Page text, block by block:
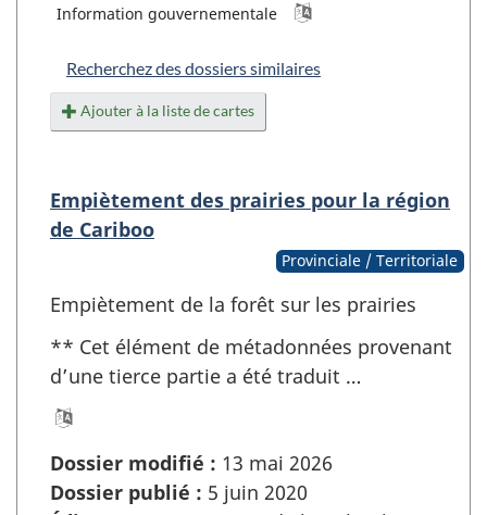
Information gouvernementale
Recherchez des dossiers similaires
Ajouter à la liste de cartes
Empiètement des prairies pour la région
de Cariboo
Provinciale / Territoriale
Empiètement de la forêt sur les prairies
** Cet élément de métadonnées provenant
d’une tierce partie a été traduit …
Dossier modifié : 13 mai 2026
Dossier publié : 5 juin 2020